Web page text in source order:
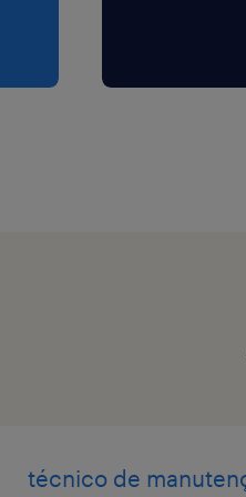
PMO e dashboards
de projetos
técnico de